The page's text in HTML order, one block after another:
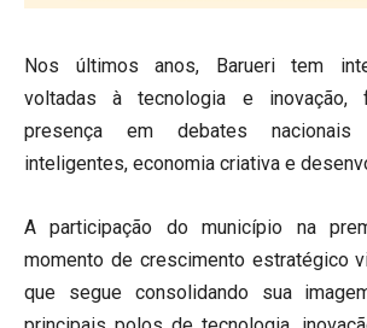
Nos últimos anos, Barueri tem
voltadas à tecnologia e inovação,
presença em debates
inteligentes, economia criativa e
A participação do município na
momento de crescimento estratégico
que segue consolidando sua